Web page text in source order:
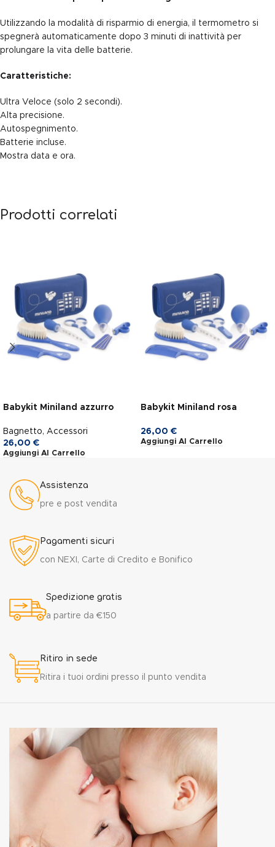
Utilizzando la modalità di risparmio di energia, il termometro si
spegnerà automaticamente dopo 3 minuti di inattività per
prolungare la vita delle batterie.
Caratteristiche:
Ultra Veloce (solo 2 secondi).
Alta precisione.
Autospegnimento.
Batterie incluse.
Mostra data e ora.
Prodotti correlati
Babykit Miniland azzurro
Bagnetto, Accessori
26,00 €
Aggiungi Al Carrello
Babykit Miniland rosa
26,00 €
Aggiungi Al Carrello
Assistenza
pre e post vendita
Pagamenti sicuri
con NEXI, Carte di Credito e Bonifico
Spedizione gratis
a partire da €150
Ritiro in sede
Ritira i tuoi ordini presso il punto vendita